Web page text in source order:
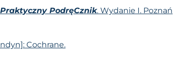
PodręCznik. Wydanie I. Poznań
Cochrane.